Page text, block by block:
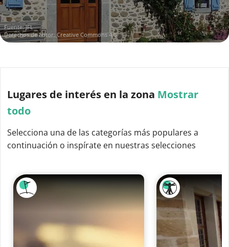
Fuente: JFL
Derechos de autor: Creative Commons 4.0
Lugares de interés en la zona Mostrar
todo
Selecciona una de las categorías más populares a
continuación o inspírate en nuestras selecciones